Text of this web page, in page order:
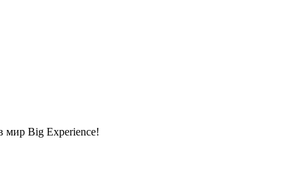
мир Big Experience!